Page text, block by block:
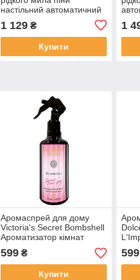
настільний автоматичний
хромований
1 129₴
Купити
1
Аромаспрей для дому
Victoria's Secret Bombshell
Ароматизатор кімнат
спрей аромат румспрей
для запаха
599₴
Купити
для
599